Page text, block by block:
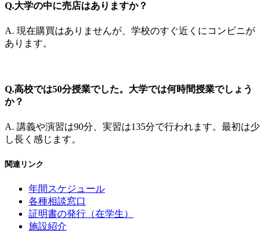
Q.大学の中に売店はありますか？
A. 現在購買はありませんが、学校のすぐ近くにコンビニが
あります。
Q.高校では50分授業でした。大学では何時間授業でしょう
か？
A. 講義や演習は90分、実習は135分で行われます。最初は少
し長く感じます。
関連リンク
年間スケジュール
各種相談窓口
証明書の発行（在学生）
施設紹介